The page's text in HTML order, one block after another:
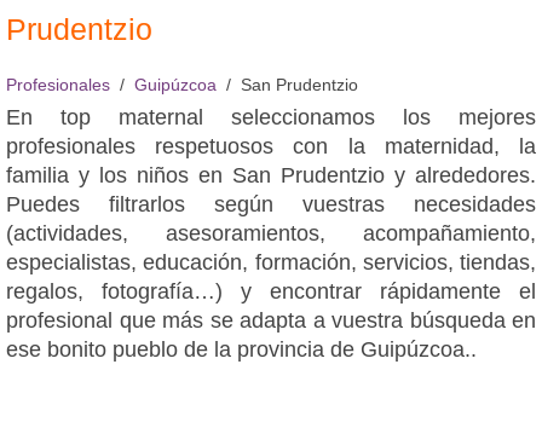
Prudentzio
Profesionales Guipúzcoa San Prudentzio
En top maternal seleccionamos los mejores
profesionales respetuosos con la maternidad, la
familia y los niños en San Prudentzio y alrededores.
Puedes filtrarlos según vuestras necesidades
(actividades, asesoramientos, acompañamiento,
especialistas, educación, formación, servicios, tiendas,
regalos, fotografía…) y encontrar rápidamente el
profesional que más se adapta a vuestra búsqueda en
ese bonito pueblo de la provincia de Guipúzcoa..